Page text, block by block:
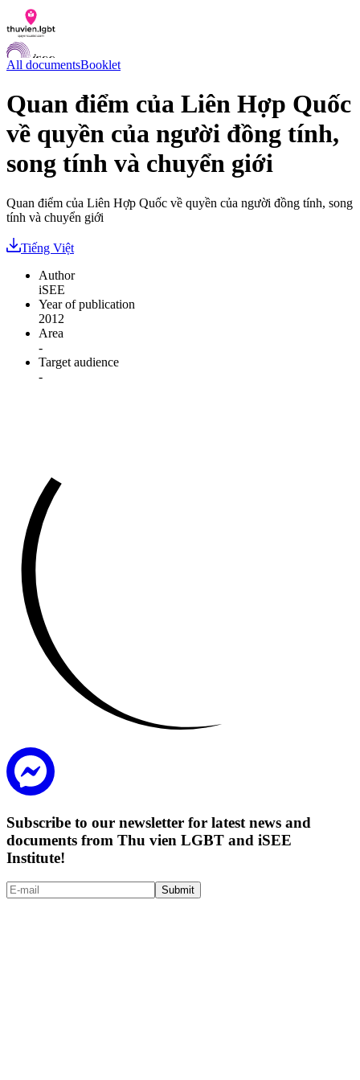
Documents
Q&A
Contact us
LGBTI Inclusion Index
VI
EN
All documentsBooklet
Quan điểm của Liên Hợp Quốc
về quyền của người đồng tính,
song tính và chuyển giới
Quan điểm của Liên Hợp Quốc về quyền của người đồng tính, song
tính và chuyển giới
Tiếng Việt
Author
iSEE
Year of publication
2012
Area
-
Target audience
-
Subscribe to our newsletter for latest news and
documents from Thu vien LGBT and iSEE
Institute!
Submit